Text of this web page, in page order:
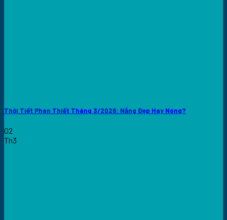
Thời Tiết Phan Thiết Tháng 3/2026: Nắng Đẹp Hay Nóng?
02
Th3